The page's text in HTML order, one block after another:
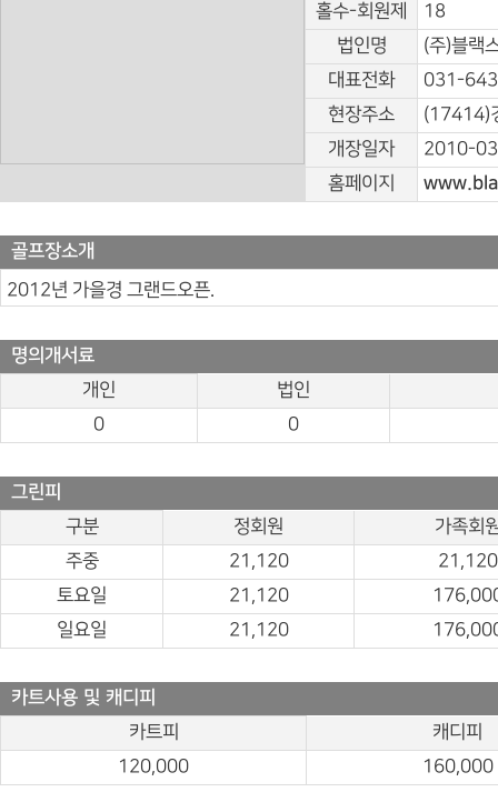
홀수-회원제
18
법인명
(주)블랙
대표전화
031-
현장주소
(17414)
개장일자
2010-
홈페이지
골프장소개
2012년 가을경 그랜드오픈.
명의개서료
개인
법인
0
0
그린피
구분
정회원
가족회
주중
21,120
21,120
토요일
21,120
일요일
21,120
카트사용 및 캐디피
카트피
캐디피
120,000
160,000